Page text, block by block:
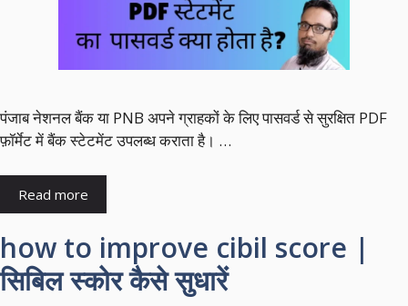
पंजाब नेशनल बैंक या PNB अपने ग्राहकों के लिए पासवर्ड से सुरक्षित PDF
फ़ॉर्मेट में बैंक स्टेटमेंट उपलब्ध कराता है। …
Read more
how to improve cibil score |
सिबिल स्कोर कैसे सुधारें